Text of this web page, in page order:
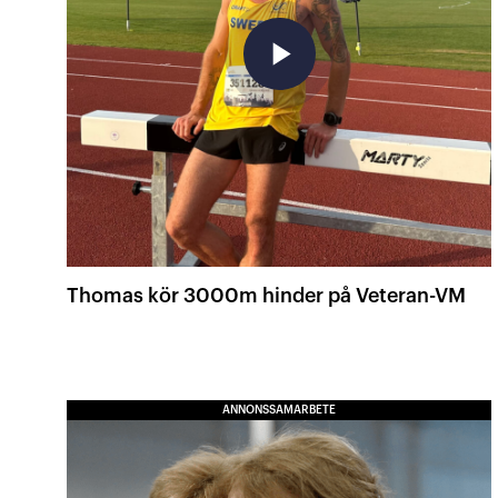
play_arrow
Thomas kör 3000m hinder på Veteran-VM
ANNONSSAMARBETE